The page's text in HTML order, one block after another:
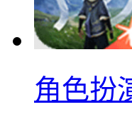
角色扮